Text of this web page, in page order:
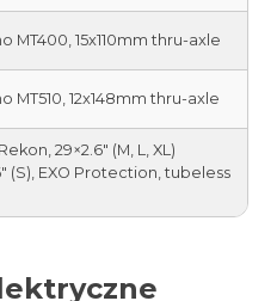
MT400, 15x110mm thru-axle
MT510, 12x148mm thru-axle
29×2.6″ (M, L, XL)
(S), EXO Protection, tubeless